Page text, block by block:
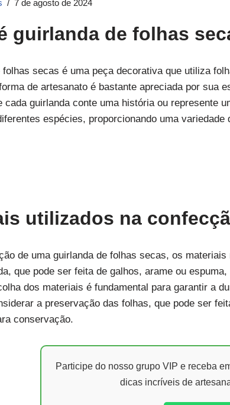
7 de agosto de 2024
guirlanda de folhas
folhas secas é uma peça decorativa que utiliza
de artesanato é bastante apreciada por sua
cada guirlanda conte uma história ou represente
espécies, proporcionando uma
utilizados na
de uma guirlanda de folhas secas, os
que pode ser feita de galhos, arame ou
dos materiais é fundamental para garantir a
a preservação das folhas, que pode ser
conservação.
Participe do nosso grupo VIP e receba
dicas incríveis de